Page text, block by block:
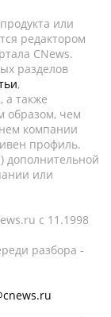
или
редактором
CNews.
разделов
,
а также
образом, чем
компании
профиль.
дополнительной
или
c 11.1998
разбора -